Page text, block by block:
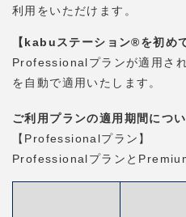
利用をいただけます。
【kabuステーション®を初め
Professionalプランが適用さ
を自動で適用いたします。
ご利用プランの適用期間につ
【Professionalプラン】
Professionalプランと